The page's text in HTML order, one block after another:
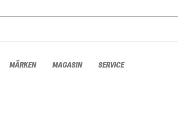
MÄRKEN MAGASIN SERVICE